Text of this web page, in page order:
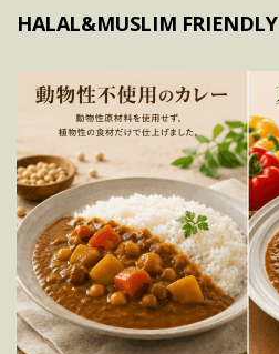
HALAL&MUSLIM FRIENDLY